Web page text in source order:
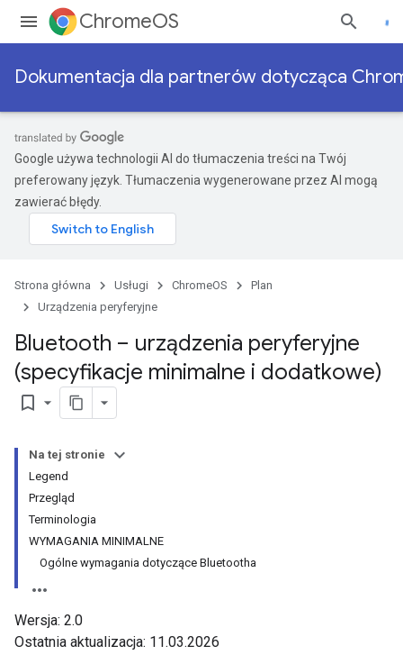
ChromeOS
Dokumentacja dla partnerów dotycząca
Google używa technologii AI do tłumaczenia treści na Twój
preferowany język. Tłumaczenia wygenerowane przez AI mogą
zawierać błędy.
Strona główna Usługi ChromeOS
Plan
Urządzenia peryferyjne
Bluetooth – urządzenia peryferyjne
(specyfikacje minimalne i dodatkowe)
bookmark_border
Na tej stronie
Legend
Przegląd
Terminologia
WYMAGANIA MINIMALNE
Ogólne wymagania dotyczące Bluetootha
Wersja: 2.0
Ostatnia aktualizacja: 11.03.2026